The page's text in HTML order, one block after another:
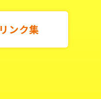
リンク集